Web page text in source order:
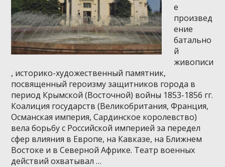
е
произвед
ение
батально
й
живописи
, историко-художественный памятник,
посвященный героизму защитников города в
период Крымской (Восточной) войны 1853-1856 гг.
Коалиция государств (Великобритания, Франция,
Османская империя, Сардинское королевство)
вела борьбу с Российской империей за передел
сфер влияния в Европе, на Кавказе, на Ближнем
Востоке и в Северной Африке. Театр военных
действий охватывал …